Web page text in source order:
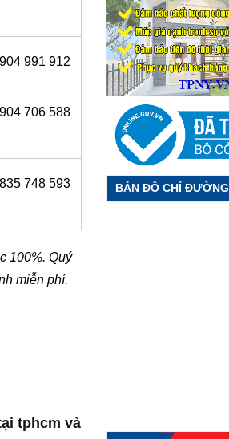
991 912
706 588
748 593
100%. Quý
miễn phí.
tphcm và
BẢN ĐỒ CHỈ ĐƯỜNG